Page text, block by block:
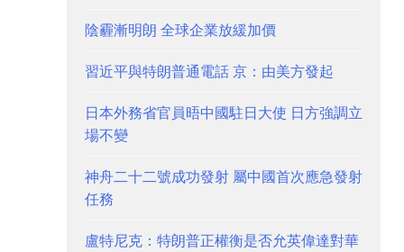
陰霾漸明朗 全球企業放緩加價
習近平與特朗普通電話 京：由美方發起
日本外務省官員晤中國駐日大使 日方強調立
場不變
神舟二十二號成功發射 屬中國首次應急發射
任務
盧特尼克：特朗普正權衡是否允英偉達對華